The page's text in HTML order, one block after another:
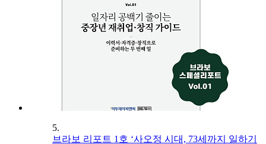
5.
브라보 리포트 1호 ‘사오정 시대, 73세까지 일하기